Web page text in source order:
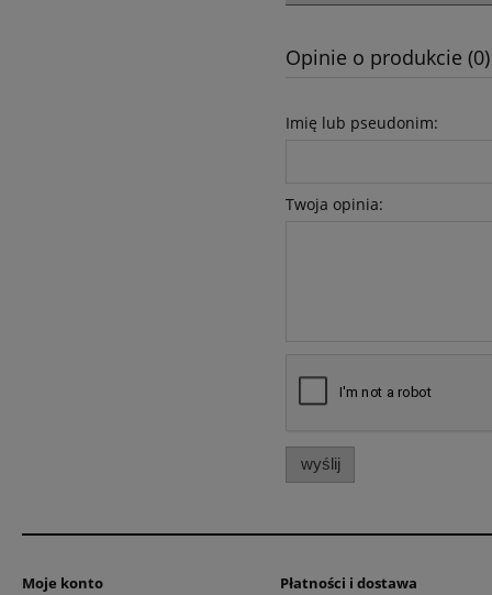
Opinie o produkcie (0)
Imię lub pseudonim:
Twoja opinia:
wyślij
Moje konto Płatności i dostawa